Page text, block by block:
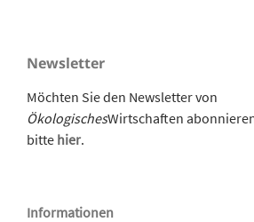
Newsletter
Möchten Sie den Newsletter von
ÖkologischesWirtschaften
bitte hier.
Informationen